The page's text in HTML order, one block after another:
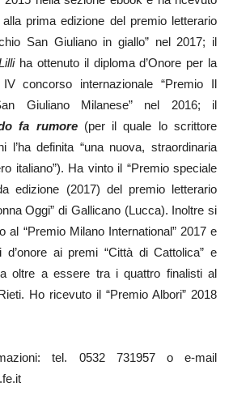
prima edizione del premio letterario
San Giuliano in giallo” nel 2017; il
ha ottenuto il diploma d’Onore per la
concorso internazionale “Premio Il
Giuliano Milanese” nel 2016; il
fa rumore(per il quale lo scrittore
l’ha definita “una nuova, straordinaria
italiano”). Ha vinto il “Premio speciale
edizione (2017) del premio letterario
Oggi” di Gallicano (Lucca). Inoltre si
al “Premio Milano International” 2017 e
d’onore ai premi “Città di Cattolica” e
oltre a essere tra i quattro finalisti al
Ho ricevuto il “Premio Albori” 2018
tel. 0532 731957 o e-mail